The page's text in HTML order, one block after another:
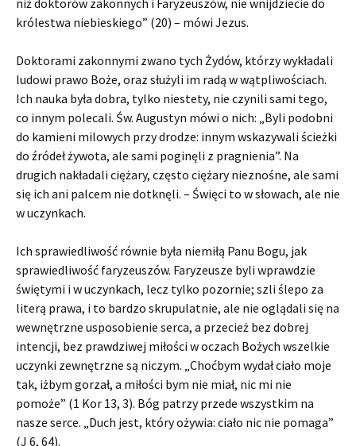
niż doktorów zakonnych i Faryzeuszów, nie wnijdziecie do
królestwa niebieskiego” (20) – mówi Jezus.
Doktorami zakonnymi zwano tych Żydów, którzy wykładali
ludowi prawo Boże, oraz służyli im radą w wątpliwościach.
Ich nauka była dobra, tylko niestety, nie czynili sami tego,
co innym polecali. Św. Augustyn mówi o nich: „Byli podobni
do kamieni milowych przy drodze: innym wskazywali ścieżki
do źródeł żywota, ale sami poginęli z pragnienia”. Na
drugich nakładali ciężary, często ciężary nieznośne, ale sami
się ich ani palcem nie dotknęli. – Święci to w słowach, ale nie
w uczynkach.
Ich sprawiedliwość równie była niemiłą Panu Bogu, jak
sprawiedliwość faryzeuszów. Faryzeusze byli wprawdzie
świętymi i w uczynkach, lecz tylko pozornie; szli ślepo za
literą prawa, i to bardzo skrupulatnie, ale nie oglądali się na
wewnętrzne usposobienie serca, a przecież bez dobrej
intencji, bez prawdziwej miłości w oczach Bożych wszelkie
uczynki zewnętrzne są niczym. „Choćbym wydał ciało moje
tak, iżbym gorzał, a miłości bym nie miał, nic mi nie
pomoże” (1 Kor 13, 3). Bóg patrzy przede wszystkim na
nasze serce. „Duch jest, który ożywia: ciało nic nie pomaga”
(J 6, 64).